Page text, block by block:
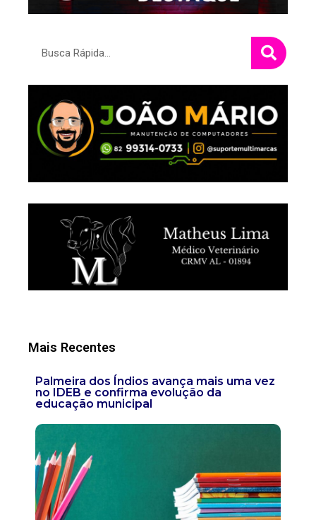
Mais Recentes
Palmeira dos Índios avança mais uma vez
no IDEB e confirma evolução da
educação municipal